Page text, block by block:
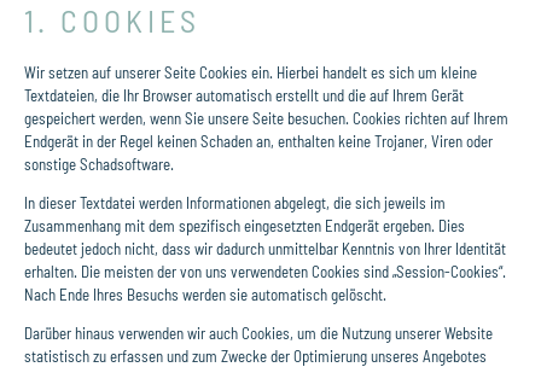
1. COOKIES
Wir setzen auf unserer Seite Cookies ein. Hierbei handelt es sich um kleine
Textdateien, die Ihr Browser automatisch erstellt und die auf Ihrem Gerät
gespeichert werden, wenn Sie unsere Seite besuchen. Cookies richten auf Ihrem
Endgerät in der Regel keinen Schaden an, enthalten keine Trojaner, Viren oder
sonstige Schadsoftware.
In dieser Textdatei werden Informationen abgelegt, die sich jeweils im
Zusammenhang mit dem spezifisch eingesetzten Endgerät ergeben. Dies
bedeutet jedoch nicht, dass wir dadurch unmittelbar Kenntnis von Ihrer Identität
erhalten. Die meisten der von uns verwendeten Cookies sind „Session-Cookies“.
Nach Ende Ihres Besuchs werden sie automatisch gelöscht.
Darüber hinaus verwenden wir auch Cookies, um die Nutzung unserer Website
statistisch zu erfassen und zum Zwecke der Optimierung unseres Angebotes